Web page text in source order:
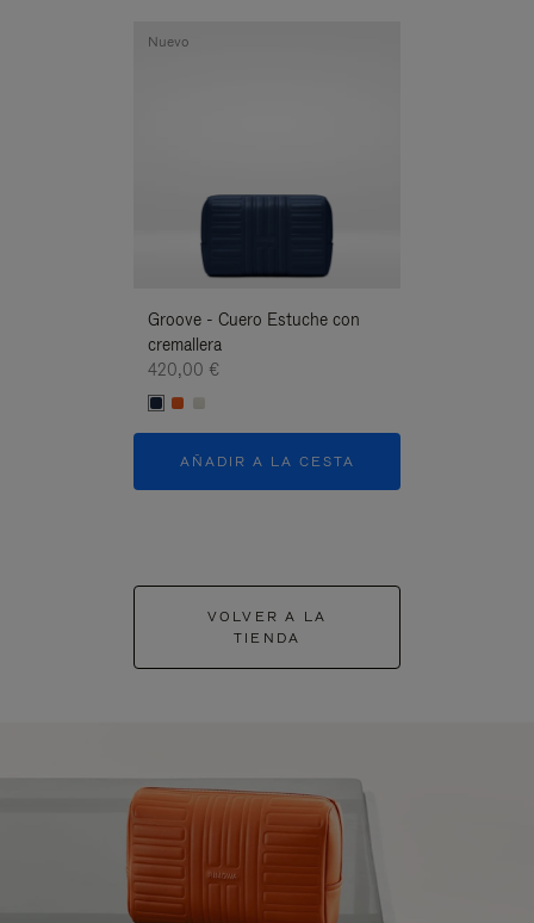
Groove - Cuero Estuche con
cremallera
420,00 €
AÑADIR A LA CESTA
Nuevo
VOLVER A LA
TIENDA